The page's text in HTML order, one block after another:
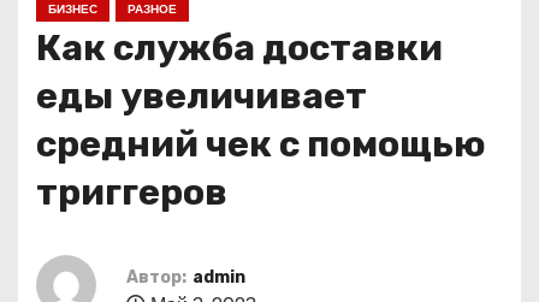
БИЗНЕС РАЗНОЕ
Как служба доставки
еды увеличивает
средний чек с помощью
триггеров
Автор: admin